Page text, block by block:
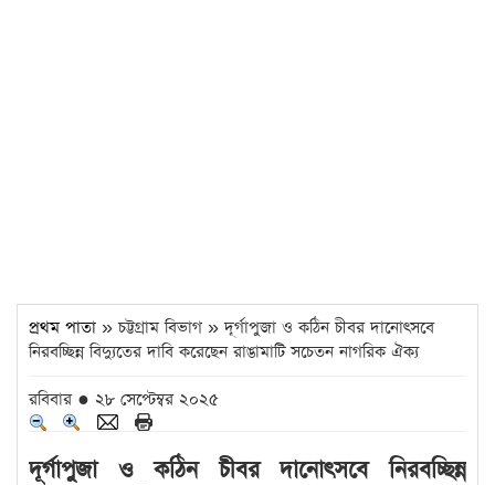
প্রথম পাতা » চট্টগ্রাম বিভাগ » দূর্গাপুজা ও কঠিন চীবর দানোৎসবে
নিরবচ্ছিন্ন বিদ্যুতের দাবি করেছেন রাঙামাটি সচেতন নাগরিক ঐক্য
রবিবার ● ২৮ সেপ্টেম্বর ২০২৫
দূর্গাপুজা ও কঠিন চীবর দানোৎসবে নিরবচ্ছিন্ন